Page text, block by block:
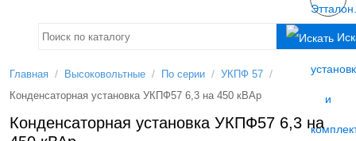
Главная / Высоковольтные / По серии / УКПФ 57 /
Конденсаторная установка УКПФ57 6,3 на 450 кВАр
Конденсаторная установка УКПФ57 6,3 на